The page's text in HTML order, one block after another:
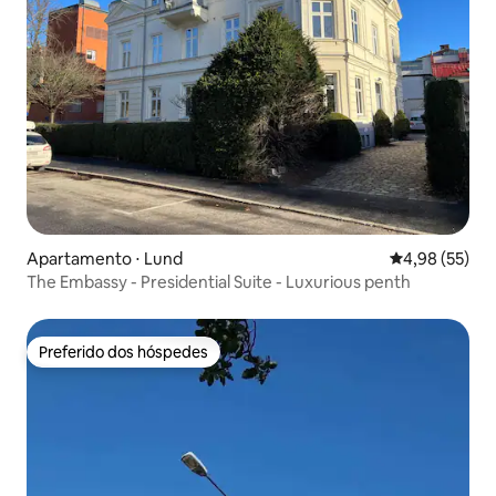
Apartamento ⋅ Lund 4,98 de uma
4,98 (55)
The Embassy - Presidential Suite - Luxurious penth
Preferido dos hóspedes
Preferido dos hóspedes